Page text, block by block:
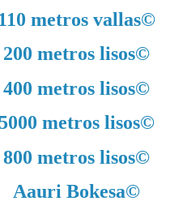
110 metros vallas©
200 metros lisos©
400 metros lisos©
5000 metros lisos©
800 metros lisos©
Aauri Bokesa©